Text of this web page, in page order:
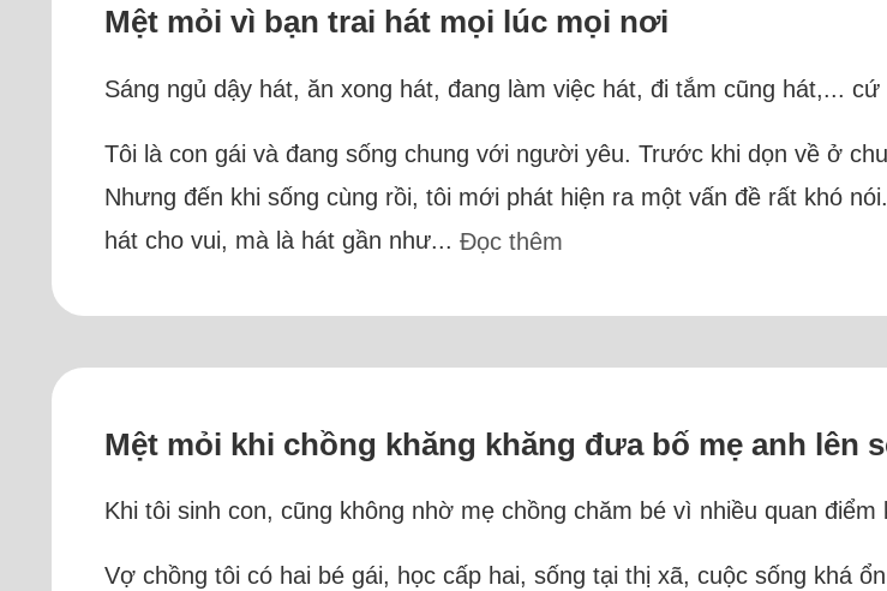
Mệt mỏi vì bạn trai hát mọi lúc mọi nơi
Sáng ngủ dậy hát, ăn xong hát, đang làm việc hát, đi tắm cũng hát,... cứ
Tôi là con gái và đang sống chung với người yêu. Trước khi dọn về ở
Nhưng đến khi sống cùng rồi, tôi mới phát hiện ra một vấn đề rất khó
hát cho vui, mà là hát gần như... Đọc thêm
Mệt mỏi khi chồng khăng khăng đưa bố mẹ anh lên
Khi tôi sinh con, cũng không nhờ mẹ chồng chăm bé vì nhiều quan điểm
Vợ chồng tôi có hai bé gái, học cấp hai, sống tại thị xã, cuộc sống khá